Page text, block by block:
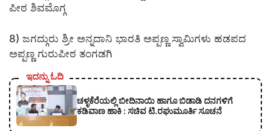
ಪೀಠ ಶಿವಮೊಗ್ಗ
8) ಜಗದ್ಗುರು ಶ್ರೀ ಅನ್ನದಾನಿ ಭಾರತಿ ಅಪ್ಪಣ್ಣ ಸ್ವಾಮಿಗಳು ಹಡಪದ
ಅಪ್ಪಣ್ಣ ಗುರುಪೀಠ ತಂಗಡಗಿ
ಇದನ್ನು ಓದಿ
ಚಳ್ಳಕೆರೆಯಲ್ಲಿ ಬೀದಿನಾಯಿ ಹಾಗೂ ಬಿಡಾಡಿ ದನಗಳಿಗೆ
ಕಡಿವಾಣ ಹಾಕಿ : ಸಚಿವ ಟಿ.ರಘುಮೂರ್ತಿ ಸೂಚನೆ